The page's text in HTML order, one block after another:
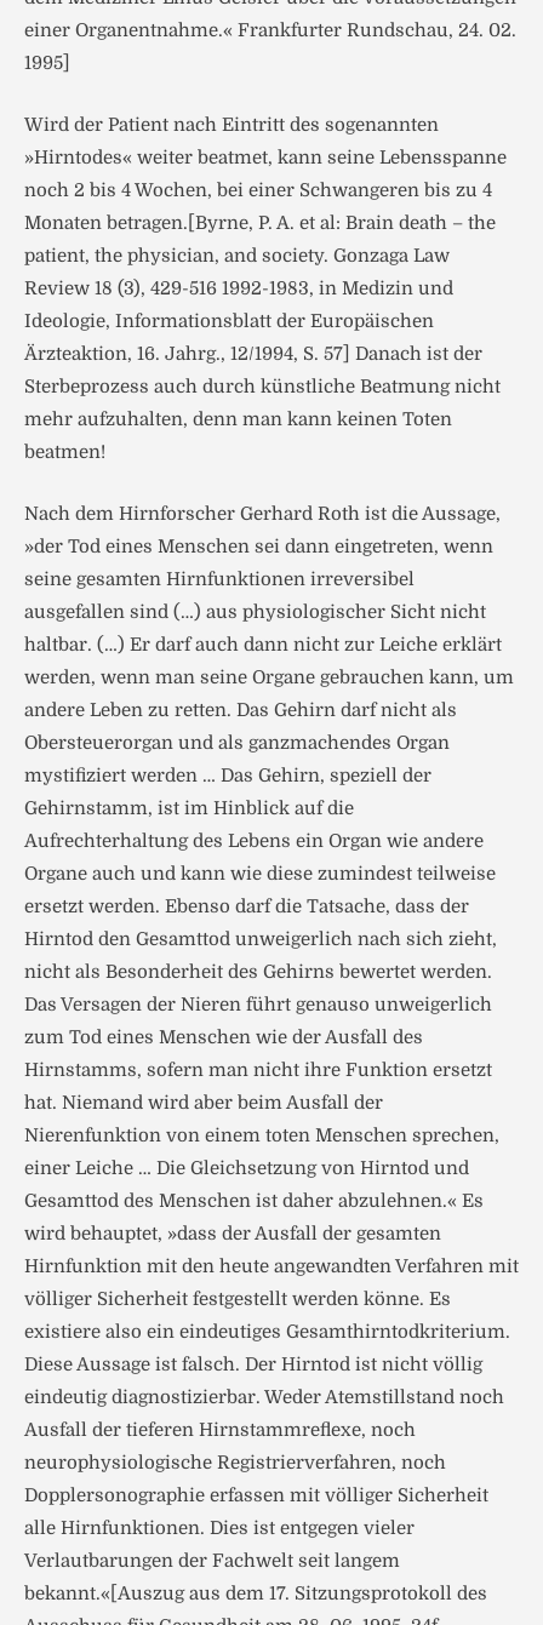
einer Organentnahme.« Frankfurter Rundschau, 24. 02.
1995]
Wird der Patient nach Eintritt des sogenannten
»Hirntodes« weiter beatmet, kann seine Lebensspanne
noch 2 bis 4 Wochen, bei einer Schwangeren bis zu 4
Monaten betragen.[Byrne, P. A. et al: Brain death – the
patient, the physician, and society. Gonzaga Law
Review 18 (3), 429-516 1992-1983, in Medizin und
Ideologie, Informationsblatt der Europäischen
Ärzteaktion, 16. Jahrg., 12/1994, S. 57] Danach ist der
Sterbeprozess auch durch künstliche Beatmung nicht
mehr aufzuhalten, denn man kann keinen Toten
beatmen!
Nach dem Hirnforscher Gerhard Roth ist die Aussage,
»der Tod eines Menschen sei dann eingetreten, wenn
seine gesamten Hirnfunktionen irreversibel
ausgefallen sind (…) aus physiologischer Sicht nicht
haltbar. (…) Er darf auch dann nicht zur Leiche erklärt
werden, wenn man seine Organe gebrauchen kann, um
andere Leben zu retten. Das Gehirn darf nicht als
Obersteuerorgan und als ganzmachendes Organ
mystifiziert werden … Das Gehirn, speziell der
Gehirnstamm, ist im Hinblick auf die
Aufrechterhaltung des Lebens ein Organ wie andere
Organe auch und kann wie diese zumindest teilweise
ersetzt werden. Ebenso darf die Tatsache, dass der
Hirntod den Gesamttod unweigerlich nach sich zieht,
nicht als Besonderheit des Gehirns bewertet werden.
Das Versagen der Nieren führt genauso unweigerlich
zum Tod eines Menschen wie der Ausfall des
Hirnstamms, sofern man nicht ihre Funktion ersetzt
hat. Niemand wird aber beim Ausfall der
Nierenfunktion von einem toten Menschen sprechen,
einer Leiche … Die Gleichsetzung von Hirntod und
Gesamttod des Menschen ist daher abzulehnen.« Es
wird behauptet, »dass der Ausfall der gesamten
Hirnfunktion mit den heute angewandten Verfahren mit
völliger Sicherheit festgestellt werden könne. Es
existiere also ein eindeutiges Gesamthirntodkriterium.
Diese Aussage ist falsch. Der Hirntod ist nicht völlig
eindeutig diagnostizierbar. Weder Atemstillstand noch
Ausfall der tieferen Hirnstammreflexe, noch
neurophysiologische Registrierverfahren, noch
Dopplersonographie erfassen mit völliger Sicherheit
alle Hirnfunktionen. Dies ist entgegen vieler
Verlautbarungen der Fachwelt seit langem
bekannt.«[Auszug aus dem 17. Sitzungsprotokoll des